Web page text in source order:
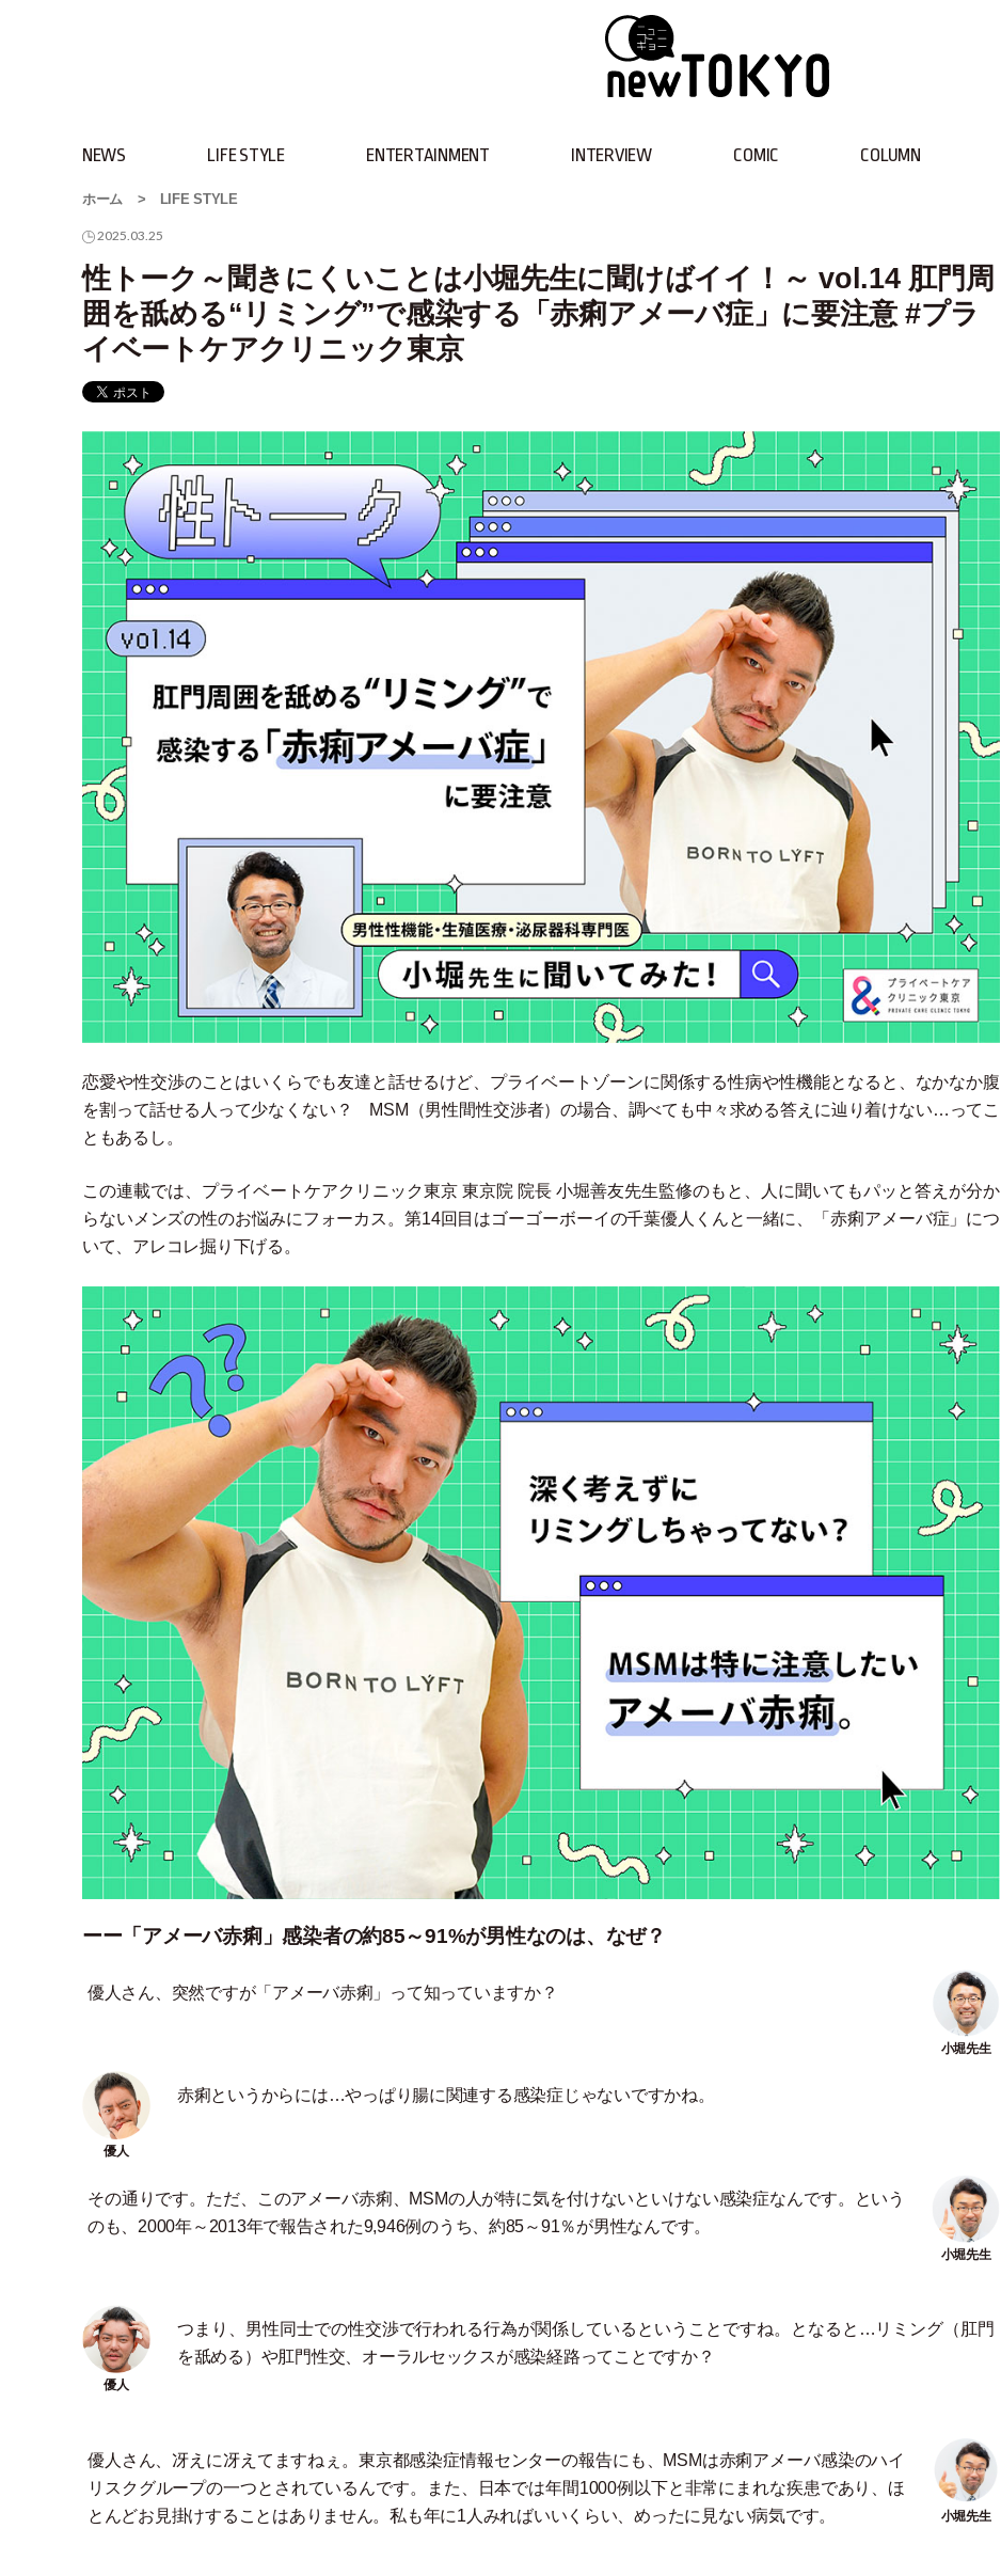
NEWS LIFE STYLE ENTERTAINMENT INTERVIEW COMIC COLUMN
ホーム > LIFE STYLE
2025.03.25
性トーク～聞きにくいことは小堀先生に聞けばイイ！～ vol.14 肛門周
囲を舐める“リミング”で感染する「赤痢アメーバ症」に要注意 #プラ
イベートケアクリニック東京
恋愛や性交渉のことはいくらでも友達と話せるけど、プライベートゾーンに関係する性病や性機能となると、なかなか腹
を割って話せる人って少なくない？ MSM （男性間性交渉者）の場合、調べても中々求める答えに辿り着けない…ってこ
ともあるし。
この連載では、プライベートケアクリニック東京 東京院 院長 小堀善友先生監修のもと、人に聞いてもパッと答えが分か
らないメンズの性のお悩みにフォーカス。第14回目はゴーゴーボーイの千葉優人くんと一緒に、
「赤痢アメーバ症 」 につ
いて、アレコレ掘り下げる。
ーー「アメーバ赤痢」感染者の約85～91%が男性なのは、なぜ？
優人さん、突然ですが「 アメーバ赤痢 」 って知っていますか？
赤痢というからには…やっぱり腸に関連する感染症じゃないですかね。
その通りです。ただ、このアメーバ赤痢、MSMの人が特に気を付けないといけない感染症なんです。という
のも、2000年～2013年で報告された9,946例のうち、約85～91％が男性なんです。
つまり、男性同士での性交渉で行われる行為が関係しているということですね。となると…リミング （肛門
を舐める ） や肛門性交、オーラルセックスが感染経路ってことですか？
優人さん、冴えに冴えてますねぇ。東京都感染症情報センターの報告にも、​MSMは赤痢アメーバ感染のハイ
リスクグループの一つとされているんです。また、日本では年間1000例以下と非常にまれな疾患であり、ほ
とんどお見掛けすることはありません。私も年に1人みればいいくらい、めったに見ない病気です。